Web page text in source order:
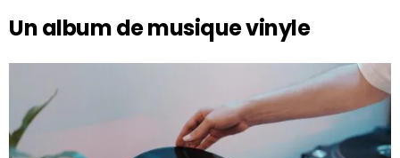
Un album de musique vinyle